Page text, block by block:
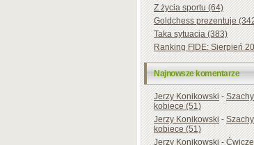
Z życia sportu (64)
Goldchess prezentuje
Taka sytuacja (383)
Ranking FIDE: Sierpień
Najnowsze komentarze
Jerzy Konikowski-Szachy
kobiece (51)
Jerzy Konikowski-Szachy
kobiece (51)
Jerzy Konikowski-